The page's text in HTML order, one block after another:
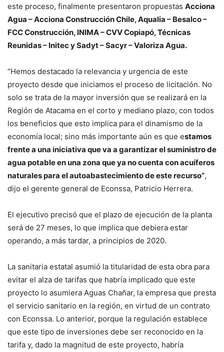
este proceso, finalmente presentaron propuestas Acciona
Agua – Acciona Construcción Chile, Aqualia – Besalco –
FCC Construcción, INIMA – CVV Copiapó, Técnicas
Reunidas – Initec y Sadyt – Sacyr – Valoriza Agua.
“Hemos destacado la relevancia y urgencia de este
proyecto desde que iniciamos el proceso de licitación. No
solo se trata de la mayor inversión que se realizará en la
Región de Atacama en el corto y mediano plazo, con todos
los beneficios que esto implica para el dinamismo de la
economía local; sino más importante aún es que estamos
frente a una iniciativa que va a garantizar el suministro de
agua potable en una zona que ya no cuenta con acuíferos
naturales para el autoabastecimiento de este recurso”,
dijo el gerente general de Econssa, Patricio Herrera.
El ejecutivo precisó que el plazo de ejecución de la planta
será de 27 meses, lo que implica que debiera estar
operando, a más tardar, a principios de 2020.
La sanitaria estatal asumió la titularidad de esta obra para
evitar el alza de tarifas que habría implicado que este
proyecto lo asumiera Aguas Chañar, la empresa que presta
el servicio sanitario en la región, en virtud de un contrato
con Econssa. Lo anterior, porque la regulación establece
que este tipo de inversiones debe ser reconocido en la
tarifa y, dado la magnitud de este proyecto, habría